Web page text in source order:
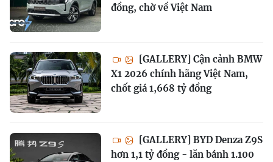
đồng, chờ về Việt Nam
[GALLERY] Cận cảnh BMW
X1 2026 chính hãng Việt Nam,
chốt giá 1,668 tỷ đồng
[GALLERY] BYD Denza Z9S
hơn 1,1 tỷ đồng - lăn bánh 1.100